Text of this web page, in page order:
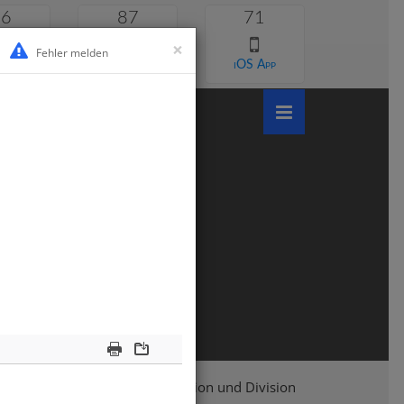
87 71
iOS App
Schriftliche Multiplikation und Division
×
Fehler melden
Print